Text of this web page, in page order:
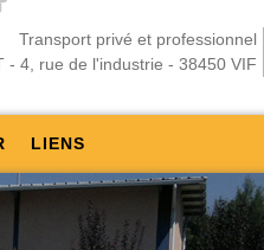
Transport privé et professionnel
- 4, rue de l'industrie - 38450 VIF
LIENS